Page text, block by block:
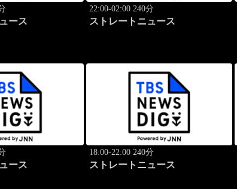
ース
22:00-02:00 240分
ストレートニュース
ース
18:00-22:00 240分
ストレートニュース